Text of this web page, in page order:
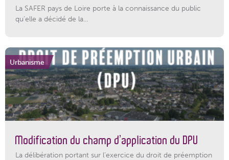
La SAFER pays de Loire porte à la connaissance du public
qu’elle a décidé de la...
Urbanisme
Modification du champ d’application du DPU
La délibération portant sur l’exercice du droit de préemption